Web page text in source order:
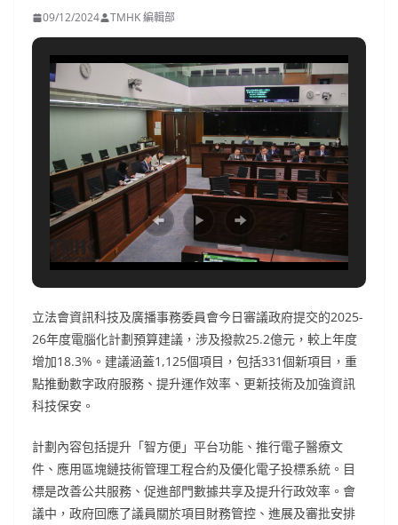
09/12/2024 TMHK 編輯部
立法會資訊科技及廣播事務委員會今日審議政府提交的2025-
26年度電腦化計劃預算建議，涉及撥款25.2億元，較上年度
增加18.3%。建議涵蓋1,125個項目，包括331個新項目，重
點推動數字政府服務、提升運作效率、更新技術及加強資訊
科技保安。
計劃內容包括提升「智方便」平台功能、推行電子醫療文
件、應用區塊鏈技術管理工程合約及優化電子投標系統。目
標是改善公共服務、促進部門數據共享及提升行政效率。會
議中，政府回應了議員關於項目財務管控、進展及審批安排